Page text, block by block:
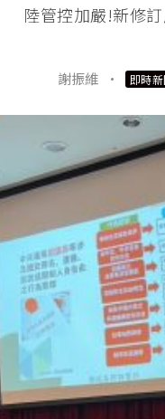
陸管控加嚴!新修
謝振維 · 即時